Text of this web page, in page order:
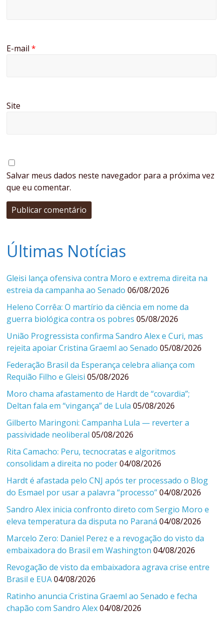
E-mail*
Site
Salvar meus dados neste navegador para a próxima vez
que eu comentar.
Últimas Notícias
Gleisi lança ofensiva contra Moro e extrema direita na
estreia da campanha ao Senado 06/08/2026
Heleno Corrêa: O martírio da ciência em nome da
guerra biológica contra os pobres 05/08/2026
União Progressista confirma Sandro Alex e Curi, mas
rejeita apoiar Cristina Graeml ao Senado 05/08/2026
Federação Brasil da Esperança celebra aliança com
Requião Filho e Gleisi 05/08/2026
Moro chama afastamento de Hardt de “covardia”;
Deltan fala em “vingança” de Lula 05/08/2026
Gilberto Maringoni: Campanha Lula — reverter a
passividade neoliberal 05/08/2026
Rita Camacho: Peru, tecnocratas e algoritmos
consolidam a direita no poder 04/08/2026
Hardt é afastada pelo CNJ após ter processado o Blog
do Esmael por usar a palavra “processo” 04/08/2026
Sandro Alex inicia confronto direto com Sergio Moro e
eleva temperatura da disputa no Paraná 04/08/2026
Marcelo Zero: Daniel Perez e a revogação do visto da
embaixadora do Brasil em Washington 04/08/2026
Revogação de visto da embaixadora agrava crise entre
Brasil e EUA 04/08/2026
Ratinho anuncia Cristina Graeml ao Senado e fecha
chapão com Sandro Alex 04/08/2026